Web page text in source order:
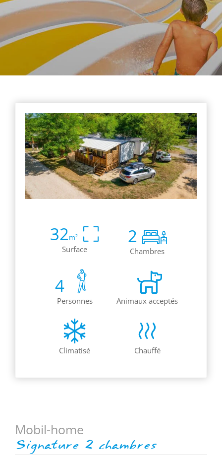
32m²
Surface
2
Chambres
4
Personnes Animaux acceptés
Climatisé Chauffé
Mobil-home
Signature 2 chambres